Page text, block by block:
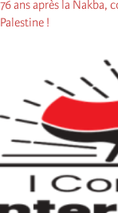
76 ans après la Nakba,
Palestine !